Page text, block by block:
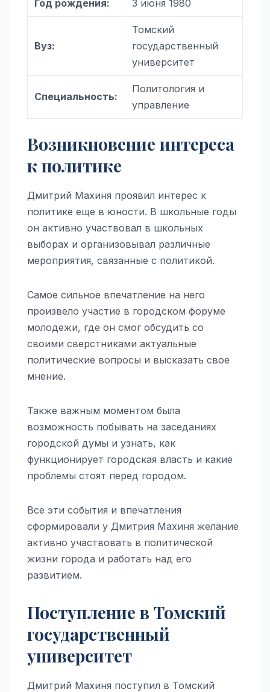
Год рождения: 3 июня 1980
Вуз:
Томский
государственный
университет
Специальность:
Политология и
управление
Возникновение интереса
к политике
Дмитрий Махиня проявил интерес к
политике еще в юности. В школьные годы
он активно участвовал в школьных
выборах и организовывал различные
мероприятия, связанные с политикой.
Самое сильное впечатление на него
произвело участие в городском форуме
молодежи, где он смог обсудить со
своими сверстниками актуальные
политические вопросы и высказать свое
мнение.
Также важным моментом была
возможность побывать на заседаниях
городской думы и узнать, как
функционирует городская власть и какие
проблемы стоят перед городом.
Все эти события и впечатления
сформировали у Дмитрия Махиня желание
активно участвовать в политической
жизни города и работать над его
развитием.
Поступление в Томский
государственный
университет
Дмитрий Махиня поступил в Томский